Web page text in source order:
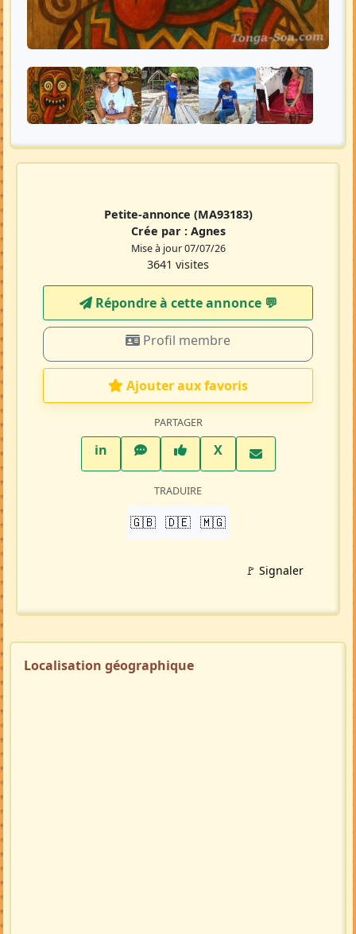
Petite-annonce (MA93183)
Crée par : Agnes
Mise à jour 07/07/26
3641 visites
Répondre à cette annonce 💬​
Profil membre
Ajouter aux favoris
PARTAGER
inLinkedInWhatsAppFacebook
XTwitter X
TRADUIRE
🇬🇧 🇩🇪 🇲🇬
🚩 Signaler
Localisation géographique